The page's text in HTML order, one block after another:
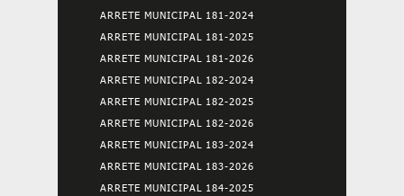
ARRETE MUNICIPAL 181-2024
ARRETE MUNICIPAL 181-2025
ARRETE MUNICIPAL 181-2026
ARRETE MUNICIPAL 182-2024
ARRETE MUNICIPAL 182-2025
ARRETE MUNICIPAL 182-2026
ARRETE MUNICIPAL 183-2024
ARRETE MUNICIPAL 183-2026
ARRETE MUNICIPAL 184-2025